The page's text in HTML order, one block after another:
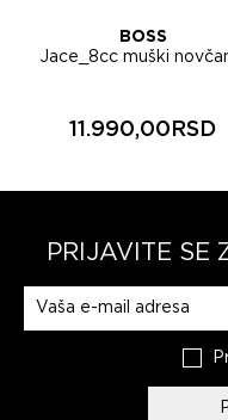
BOSS
Jace_8cc muški
11.990,00RSD
PRIJAVITE SE